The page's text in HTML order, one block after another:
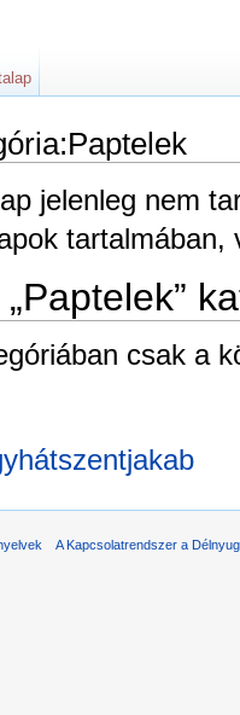
jelenleg nem
tartalmában,
csak a
A Kapcsolatrendszer a